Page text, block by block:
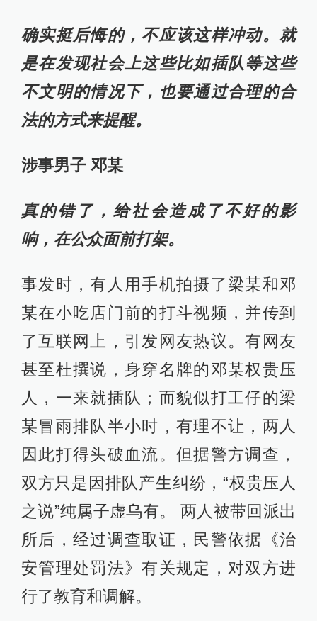
确实挺后悔的，不应该这样冲动。就
是在发现社会上这些比如插队等这些
不文明的情况下，也要通过合理的合
法的方式来提醒。
涉事男子 邓某
真的错了，给社会造成了不好的影
响，在公众面前打架。
事发时，有人用手机拍摄了梁某和邓
某在小吃店门前的打斗视频，并传到
了互联网上，引发网友热议。有网友
甚至杜撰说，身穿名牌的邓某权贵压
人，一来就插队；而貌似打工仔的梁
某冒雨排队半小时，有理不让，两人
因此打得头破血流。但据警方调查，
双方只是因排队产生纠纷，“权贵压人
之说”纯属子虚乌有。 两人被带回派出
所后，经过调查取证，民警依据《治
安管理处罚法》有关规定，对双方进
行了教育和调解。